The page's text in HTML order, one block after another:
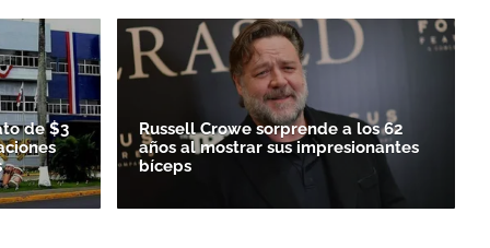
de $3
Russell Crowe sorprende a los 62
años al mostrar sus impresionantes
bíceps